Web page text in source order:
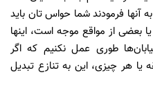
آنها فرمودند شما حواس تان باید
بعضی از مواقع موجه است، اینها
طوری عمل نکنیم که اگر
یا هر چیزی، این به تنازع تبدیل